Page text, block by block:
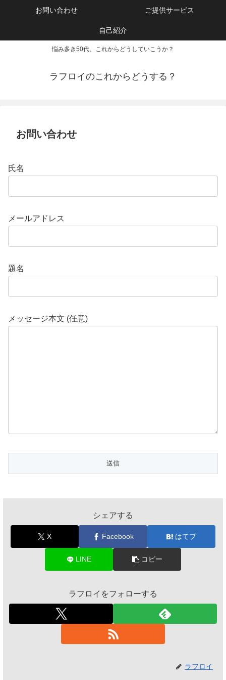
悩み多き50代、これからどうしていこうか？
ラフロイのこれからどうする？
お問い合わせ ご提供サービス
自己紹介
お問い合わせ
氏名
メールアドレス
題名
メッセージ本文 (任意)
シェアする
X Facebook はてブ
LINE コピー
ラフロイをフォローする
ラフロイ